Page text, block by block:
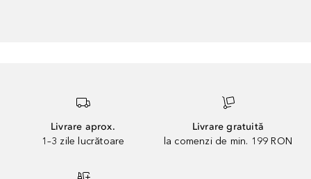
Livrare aprox.
1–3 zile lucrătoare
Livrare gratuită
la comenzi de min. 199 RON